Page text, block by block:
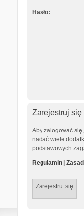
Hasło:
Zarejestruj się
Aby zalogować
nadać wiele
podstawowych
Regulamin|
Zarejestruj się